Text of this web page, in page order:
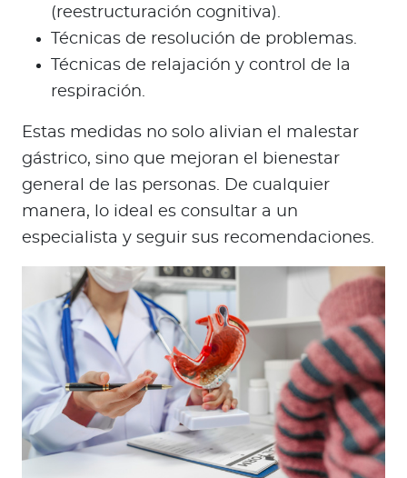
(reestructuración cognitiva).
Técnicas de resolución de problemas.
Técnicas de relajación y control de la
respiración.
Estas medidas no solo alivian el malestar
gástrico, sino que mejoran el bienestar
general de las personas. De cualquier
manera, lo ideal es consultar a un
especialista y seguir sus recomendaciones.